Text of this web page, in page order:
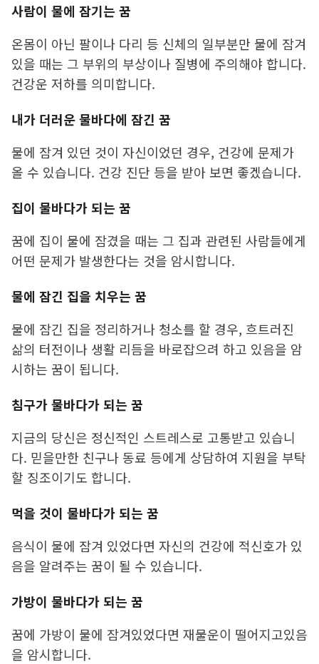
사람이 물에 잠기는 꿈
온몸이 아닌 팔이나 다리 등 신체의 일부분만 물에 잠겨
있을 때는 그 부위의 부상이나 질병에 주의해야 합니다.
건강운 저하를 의미합니다.
내가 더러운 물바다에 잠긴 꿈
물에 잠겨 있던 것이 자신이었던 경우, 건강에 문제가
올 수 있습니다. 건강 진단 등을 받아 보면 좋겠습니다.
집이 물바다가 되는 꿈
꿈에 집이 물에 잠겼을 때는 그 집과 관련된 사람들에게
어떤 문제가 발생한다는 것을 암시합니다.
물에 잠긴 집을 치우는 꿈
물에 잠긴 집을 정리하거나 청소를 할 경우, 흐트러진
삶의 터전이나 생활 리듬을 바로잡으려 하고 있음을 암
시하는 꿈이 됩니다.
침구가 물바다가 되는 꿈
지금의 당신은 정신적인 스트레스로 고통받고 있습니
다. 믿을만한 친구나 동료 등에게 상담하여 지원을 부탁
할 징조이기도 합니다.
먹을 것이 물바다가 되는 꿈
음식이 물에 잠겨 있었다면 자신의 건강에 적신호가 있
음을 알려주는 꿈이 될 수 있습니다.
가방이 물바다가 되는 꿈
꿈에 가방이 물에 잠겨있었다면 재물운이 떨어지고있음
을 암시합니다.